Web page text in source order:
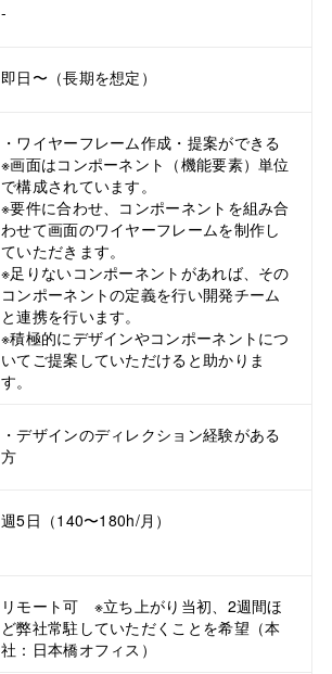
-
即日〜（長期を想定）
・ワイヤーフレーム作成・提案ができる
※画面はコンポーネント（機能要素）単位
で構成されています。
※要件に合わせ、コンポーネントを組み合
わせて画面のワイヤーフレームを制作し
ていただきます。
※足りないコンポーネントがあれば、その
コンポーネントの定義を行い開発チーム
と連携を行います。
※積極的にデザインやコンポーネントにつ
いてご提案していただけると助かりま
す。
・デザインのディレクション経験がある
方
週5日（140〜180h/月）
リモート可 ※立ち上がり当初、2週間ほ
ど弊社常駐していただくことを希望（本
社：日本橋オフィス）